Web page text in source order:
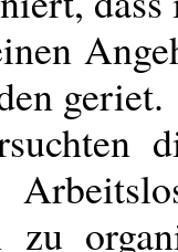
geriet.
zu